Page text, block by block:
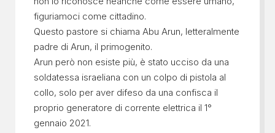
figuriamoci come cittadino.
Questo pastore si chiama Abu Arun, letteralmente
padre di Arun, il primogenito.
Arun però non esiste più, è stato ucciso da una
soldatessa israeliana con un colpo di pistola al
collo, solo per aver difeso da una confisca il
proprio generatore di corrente elettrica il 1°
gennaio 2021.